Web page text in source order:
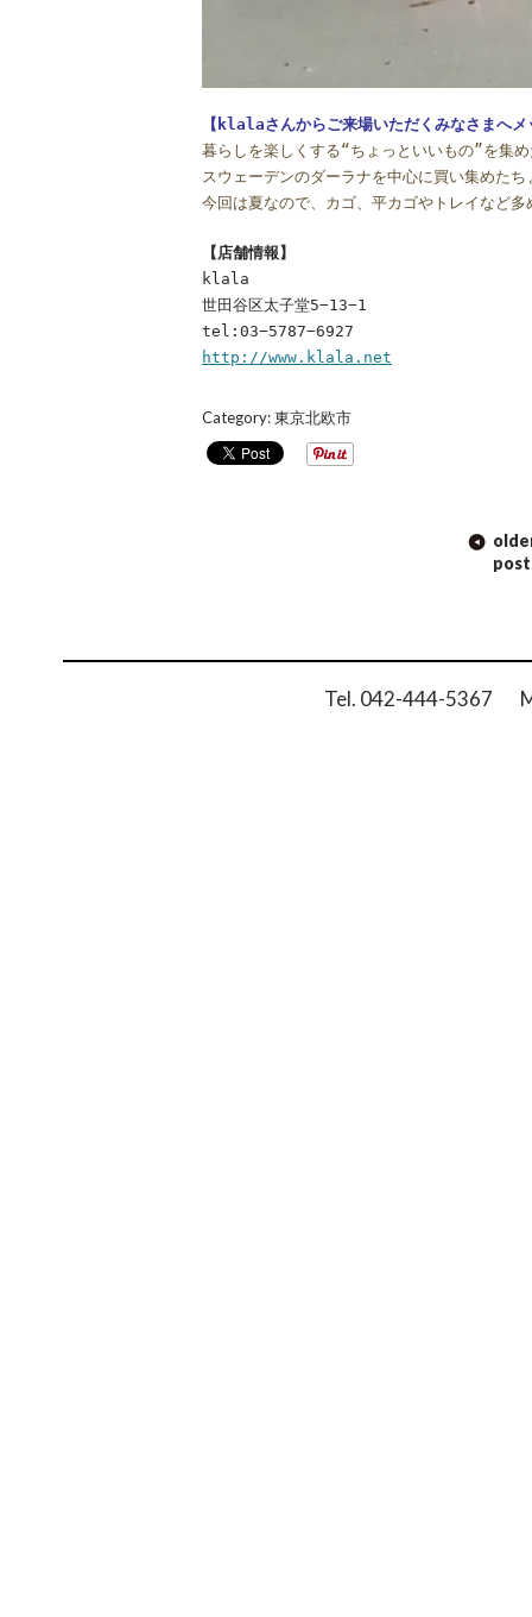
【klalaさんからご来場いただくみなさまへメ
暮らしを楽しくする“ちょっといいもの”を集
スウェーデンのダーラナを中心に買い集めた
今回は夏なので、カゴ、平カゴやトレイなど
【店舗情報】
klala
世田谷区太子堂5−13−1
tel:03−5787−6927
http://www.klala.net
Category:東京北欧市
Tel. 042-444-5367